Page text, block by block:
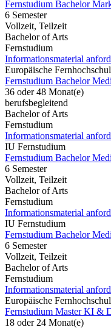
Fernstudium Bachelor
6 Semester
Vollzeit, Teilzeit
Bachelor of Arts
Fernstudium
Informationsmaterial
Europäische
Fernstudium Bachelor
36 oder 48 Monat(e)
berufsbegleitend
Bachelor of Arts
Fernstudium
Informationsmaterial
IU Fernstudium
Fernstudium Bachelor
6 Semester
Vollzeit, Teilzeit
Bachelor of Arts
Fernstudium
Informationsmaterial
IU Fernstudium
Fernstudium Bachelor
6 Semester
Vollzeit, Teilzeit
Bachelor of Arts
Fernstudium
Informationsmaterial
Europäische
Fernstudium Master KI &
18 oder 24 Monat(e)